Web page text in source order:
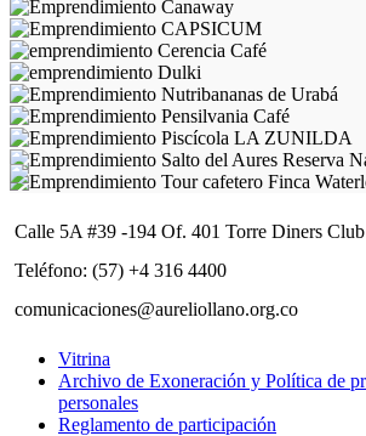
Calle 5A #39 -194 Of. 401 Torre Diners
Teléfono: (57) +4 316 4400
comunicaciones@aureliollano.org.co
Vitrina
Archivo de Exoneración y Política de
personales
Reglamento de participación